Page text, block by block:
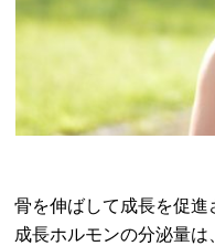
骨を伸ばして成長を促
成長ホルモンの分泌量